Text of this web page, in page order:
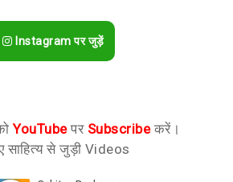
Instagram पर जुड़ें
YouTubeपर Subscribeकरें।
साहित्य से जुड़ी Videos